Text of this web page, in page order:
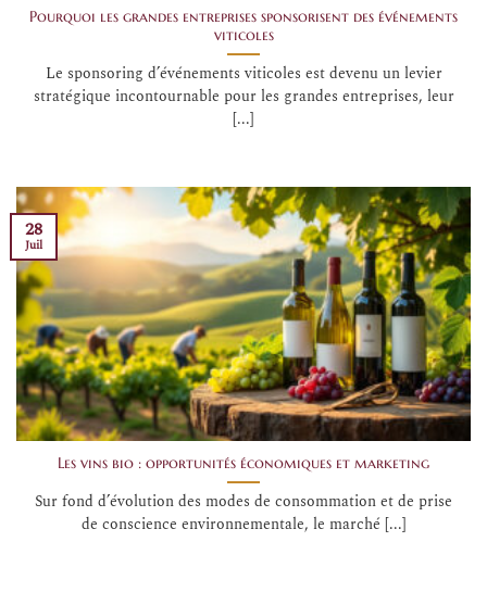
Pourquoi les grandes entreprises sponsorisent des événements
viticoles
Le sponsoring d’événements viticoles est devenu un levier
stratégique incontournable pour les grandes entreprises, leur
[...]
Les vins bio : opportunités économiques et marketing
Sur fond d’évolution des modes de consommation et de prise
de conscience environnementale, le marché [...]
28
Juil